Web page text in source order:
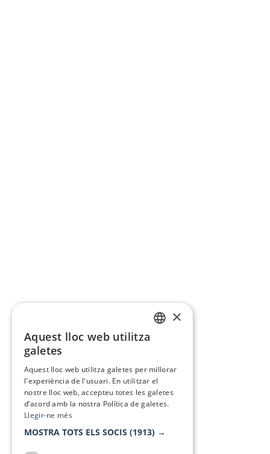
×
Aquest lloc web utilitza
galetes
Aquest lloc web utilitza galetes per millorar
l'experiència de l'usuari. En utilitzar el
nostre lloc web, accepteu totes les galetes
d’acord amb la nostra Política de galetes.
Llegir-ne més
MOSTRA TOTS ELS SOCIS (1913) →